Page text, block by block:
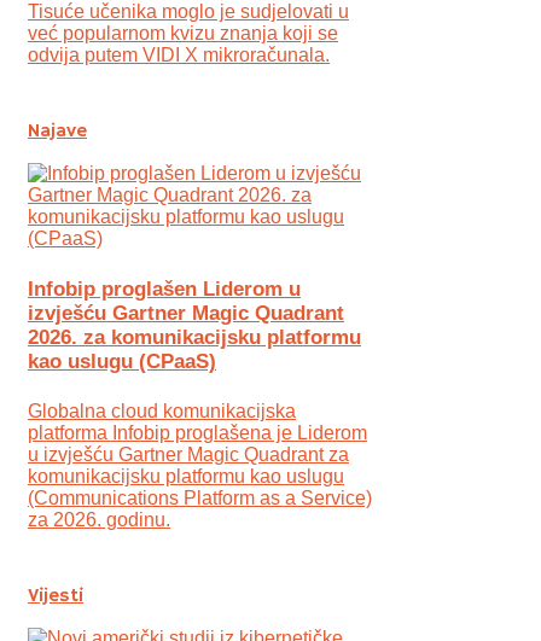
Tisuće učenika moglo je sudjelovati u
već popularnom kvizu znanja koji se
odvija putem VIDI X mikroračunala.
Najave
Infobip proglašen Liderom u
izvješću Gartner Magic Quadrant
2026. za komunikacijsku platformu
kao uslugu (CPaaS)
Globalna cloud komunikacijska
platforma Infobip proglašena je Liderom
u izvješću Gartner Magic Quadrant za
komunikacijsku platformu kao uslugu
(Communications Platform as a Service)
za 2026. godinu.
Vijesti